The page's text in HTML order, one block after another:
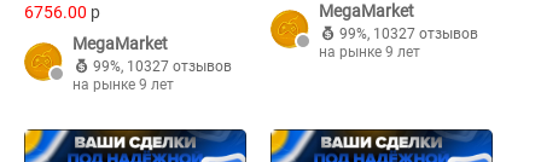
6756.00 p
MegaMarket
99%, 10327 отзывов
на рынке 9 лет
MegaMarket
99%, 10327 отзывов
на рынке 9 лет